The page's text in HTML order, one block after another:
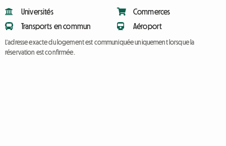
Universités
Transports en commun
Commerces
Aéroport
L'adresse exacte du logement est communiquée uniquement lorsque la
réservation est confirmée.